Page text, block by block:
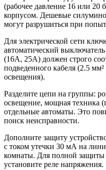
(рабочее давление 16 или
корпусом. Дешевые
могут разрушиться при
Для электрической сети
автоматический
(16А, 25А) должен строго
подведенного кабеля (2.5
освещения).
Разделите цепи на группы:
освещение, мощная техника
отдельные автоматы. Это
поиск неисправности.
Дополните защиту
с током утечки 30 мА на
комнаты. Для полной защиты
установите реле напряжения.